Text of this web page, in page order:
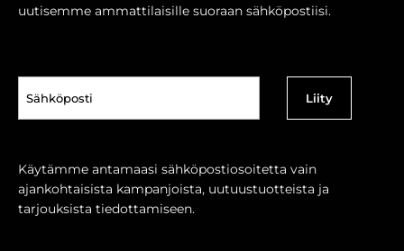
uutisemme ammattilaisille suoraan sähköpostiisi.
(Pakollinen)
Käytämme antamaasi sähköpostiosoitetta vain
ajankohtaisista kampanjoista, uutuustuotteista ja
tarjouksista tiedottamiseen.